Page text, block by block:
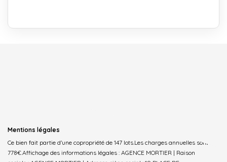
Mentions légales
Ce bien fait partie d'une copropriété de 147 lots.Les charges annuelles sont de
778€.Affichage des informations légales : AGENCE MORTIER | Raison